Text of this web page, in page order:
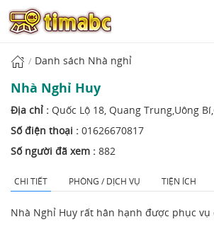
Danh sách Nhà nghỉ
Nhà Nghỉ Huy
Địa chỉ : Quốc Lộ 18, Quang Trung,Uông
Số điện thoại : 01626670817
Số người đã xem : 882
CHI TIẾT PHÒNG / DỊCH VỤ TIỆN ÍCH
Nhà Nghỉ Huy rất hân hạnh được phục vụ